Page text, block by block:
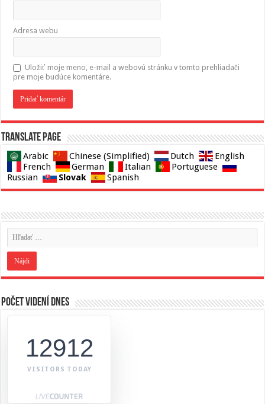
Adresa webu
Uložiť moje meno, e-mail a webovú stránku v tomto prehliadači
pre moje budúce komentáre.
Translate page
Arabic Chinese (Simplified) Dutch
English
French
German Italian
Portuguese
Russian
Slovak Spanish
Počet videní dnes
12912
VISITORS TODAY